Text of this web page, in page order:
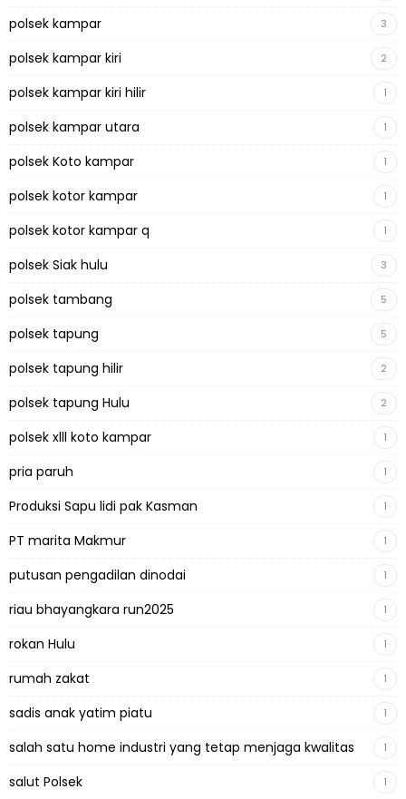
polsek kampar 3
polsek kampar kiri 2
polsek kampar kiri hilir 1
polsek kampar utara 1
polsek Koto kampar 1
polsek kotor kampar 1
polsek kotor kampar q 1
polsek Siak hulu 3
polsek tambang 5
polsek tapung 5
polsek tapung hilir 2
polsek tapung Hulu 2
polsek xlll koto kampar 1
pria paruh 1
Produksi Sapu lidi pak Kasman 1
PT marita Makmur 1
putusan pengadilan dinodai 1
riau bhayangkara run2025 1
rokan Hulu 1
rumah zakat 1
sadis anak yatim piatu 1
salah satu home industri yang tetap menjaga kwalitas 1
salut Polsek 1